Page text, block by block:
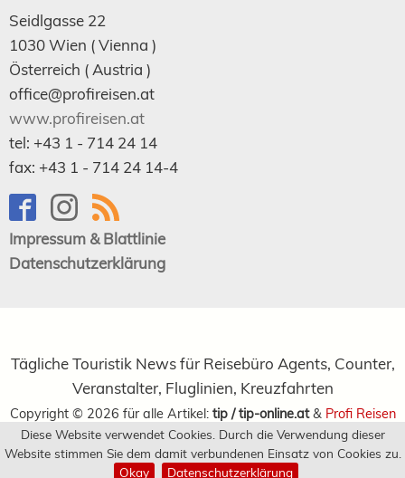
Diese Website verwendet Cookies. Durch die Verwendung dieser
Website stimmen Sie dem damit verbundenen Einsatz von Cookies zu.
Okay
Datenschutzerklärung
Seidlgasse 22
1030Wien ( Vienna )
Österreich ( Austria )
office@profireisen.at
www.profireisen.at
tel: +43 1 - 714 24 14
fax: +43 1 - 714 24 14-4
Impressum & Blattlinie
Datenschutzerklärung
Tägliche Touristik News für Reisebüro Agents, Counter,
Veranstalter, Fluglinien, Kreuzfahrten
Copyright © 2026 für alle Artikel: tip / tip-online.at& Profi Reisen
Verlagsgesellschaft m.b.H.